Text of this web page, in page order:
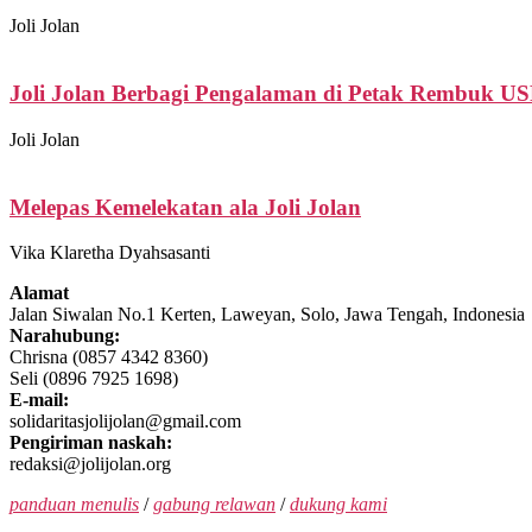
Joli Jolan
Joli Jolan Berbagi Pengalaman di Petak Rembuk
Joli Jolan
Melepas Kemelekatan ala Joli Jolan
Vika Klaretha Dyahsasanti
Alamat
Jalan Siwalan No.1 Kerten, Laweyan, Solo, Jawa Tengah, Indonesia
Narahubung:
Chrisna (0857 4342 8360)
Seli (0896 7925 1698)
E-mail:
solidaritasjolijolan@gmail.com
Pengiriman naskah:
redaksi@jolijolan.org
panduan menulis /gabung relawan /dukung kami